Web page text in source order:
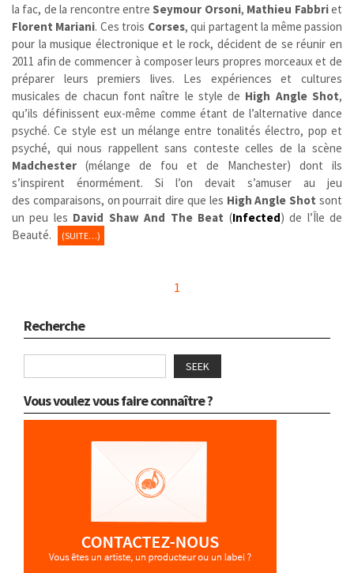
la fac, de la rencontre entreSeymour Orsoni, Mathieu Fabbriet
Florent Mariani. Ces trois Corses, qui partagent la même passion
pour la musique électronique et le rock, décident de se réunir en
2011 afin de commencer à composer leurs propres morceaux et de
préparer leurs premiers lives. Les expériences et cultures
musicales de chacun font naître le style de High Angle Shot,
qu’ils définissent eux-même comme étant de l’alternative dance
psyché. Ce style est un mélange entre tonalités électro, pop et
psyché, qui nous rappellent sans conteste celles de la scène
Madchester (mélange de fou et de Manchester) dont ils
s’inspirent énormément. Si l’on devait s’amuser au jeu
des comparaisons, on pourrait dire que les High Angle Shot sont
un peu les David Shaw And The Beat (Infected) de l’Île de
Beauté.
(SUITE…)
1
Recherche
SEEK
Vous voulez vous faire connaître ?